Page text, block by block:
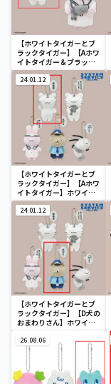
【ホワイトタイガーとブ
ラックタイガー】【Aホワ
イトタイガー＆ブラック
タイガー】ホワイトタイ
ガーとブラックタイガー
ぬいぐるみBIG
24.01.12
【ホワイトタイガーとブ
ラックタイガー】【Aホワ
イトタイガー】ホワイト
タイガーとブラックタイ
ガー セリフ付きぬいぐる
24.01.12
【ホワイトタイガーとブ
ラックタイガー】【D犬の
おまわりさん】ホワイト
ガー セリフ付きぬいぐる
26.08.06